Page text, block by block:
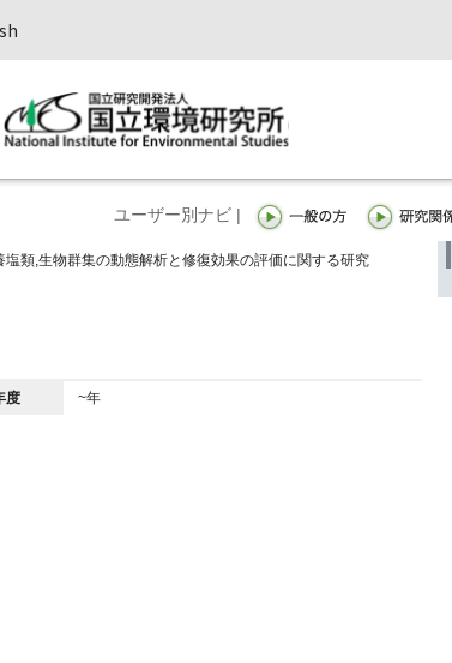
ユーザー別ナビ |
類,生物群集の動態解析と修復効果の評価に関する研究
度 ~年